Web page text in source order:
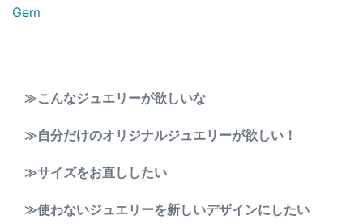
Gem
≫こんなジュエリーが欲しいな
≫自分だけのオリジナルジュエリーが欲しい！
≫サイズをお直ししたい
≫使わないジュエリーを新しいデザインにしたい